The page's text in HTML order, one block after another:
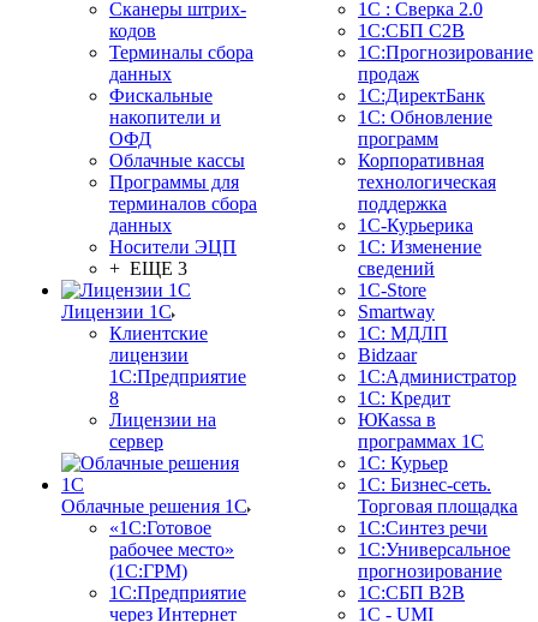
Сканеры штрих-
кодов
Терминалы сбора
данных
Фискальные
накопители и
ОФД
Облачные кассы
Программы для
терминалов сбора
данных
Носители ЭЦП
+ ЕЩЕ 3
Лицензии 1С
Клиентские
лицензии
1С:Предприятие
8
Лицензии на
сервер
Облачные решения 1С
«1C:Готовое
рабочее место»
(1С:ГРМ)
1С:Предприятие
через Интернет
1С : Сверка 2.0
1С:СБП C2B
1С:Прогнозирование
продаж
1С:ДиректБанк
1С: Обновление
программ
Корпоративная
технологическая
поддержка
1С-Курьерика
1С: Изменение
сведений
1C-Store
Smartway
1С: МДЛП
Bidzaar
1С:Администратор
1С: Кредит
ЮКаssа в
программах 1С
1С: Курьер
1С: Бизнес-сеть.
Торговая площадка
1С:Синтез речи
1С:Универсальное
прогнозирование
1С:СБП B2B
1C - UMI